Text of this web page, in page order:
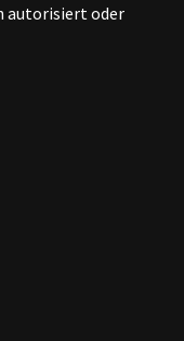
autorisiert oder